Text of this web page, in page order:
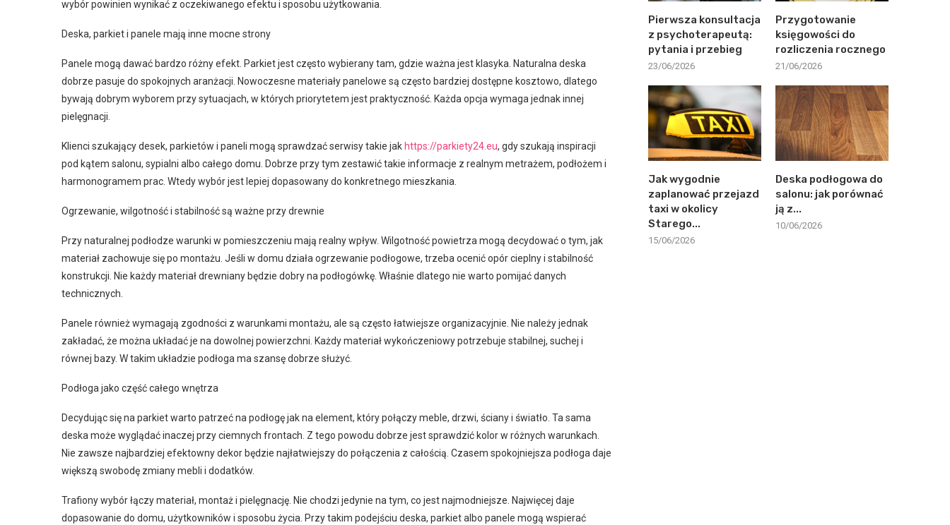
wybór powinien wynikać z oczekiwanego efektu i sposobu użytkowania.
Deska, parkiet i panele mają inne mocne strony
Panele mogą dawać bardzo różny efekt. Parkiet jest często wybierany tam, gdzie ważna jest klasyka. Naturalna deska
dobrze pasuje do spokojnych aranżacji. Nowoczesne materiały panelowe są często bardziej dostępne kosztowo, dlatego
bywają dobrym wyborem przy sytuacjach, w których priorytetem jest praktyczność. Każda opcja wymaga jednak innej
pielęgnacji.
Klienci szukający desek, parkietów i paneli mogą sprawdzać serwisy takie jak https://parkiety24.eu, gdy szukają inspiracji
pod kątem salonu, sypialni albo całego domu. Dobrze przy tym zestawić takie informacje z realnym metrażem, podłożem i
harmonogramem prac. Wtedy wybór jest lepiej dopasowany do konkretnego mieszkania.
Ogrzewanie, wilgotność i stabilność są ważne przy drewnie
Przy naturalnej podłodze warunki w pomieszczeniu mają realny wpływ. Wilgotność powietrza mogą decydować o tym, jak
materiał zachowuje się po montażu. Jeśli w domu działa ogrzewanie podłogowe, trzeba ocenić opór cieplny i stabilność
konstrukcji. Nie każdy materiał drewniany będzie dobry na podłogówkę. Właśnie dlatego nie warto pomijać danych
technicznych.
Panele również wymagają zgodności z warunkami montażu, ale są często łatwiejsze organizacyjnie. Nie należy jednak
zakładać, że można układać je na dowolnej powierzchni. Każdy materiał wykończeniowy potrzebuje stabilnej, suchej i
równej bazy. W takim układzie podłoga ma szansę dobrze służyć.
Podłoga jako część całego wnętrza
Decydując się na parkiet warto patrzeć na podłogę jak na element, który połączy meble, drzwi, ściany i światło. Ta sama
deska może wyglądać inaczej przy ciemnych frontach. Z tego powodu dobrze jest sprawdzić kolor w różnych warunkach.
Nie zawsze najbardziej efektowny dekor będzie najłatwiejszy do połączenia z całością. Czasem spokojniejsza podłoga daje
większą swobodę zmiany mebli i dodatków.
Trafiony wybór łączy materiał, montaż i pielęgnację. Nie chodzi jedynie na tym, co jest najmodniejsze. Najwięcej daje
dopasowanie do domu, użytkowników i sposobu życia. Przy takim podejściu deska, parkiet albo panele mogą wspierać
Pierwsza konsultacja
z psychoterapeutą:
pytania i przebieg
23/06/2026
Przygotowanie
księgowości do
rozliczenia rocznego
21/06/2026
Jak wygodnie
zaplanować przejazd
taxi w okolicy
Starego...
15/06/2026
Deska podłogowa do
salonu: jak porównać
ją z...
10/06/2026